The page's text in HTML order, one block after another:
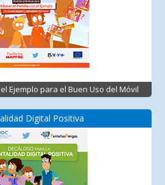
Ejemplo para el Buen Uso del Móvil
Digital Positiva